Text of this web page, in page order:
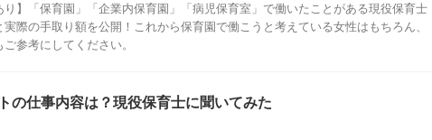
り】「保育園」「企業内保育園」「病児保育室」で働いたことがある現役保育士
際の手取り額を公開！これから保育園で働こうと考えている女性はもちろん、
参考にしてください。
の仕事内容は？現役保育士に聞いてみた